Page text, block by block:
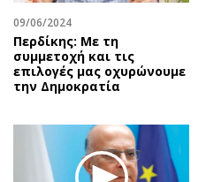
Υγεία
Πολιτική
Βουλευτικές 2026
Εκλογές 2024
Δημοσκοπήσεις
Διπλωματία
09/06/2024
Περδίκης: Με τη
συμμετοχή και τις
επιλογές μας οχυρώνουμε
την Δημοκρατία